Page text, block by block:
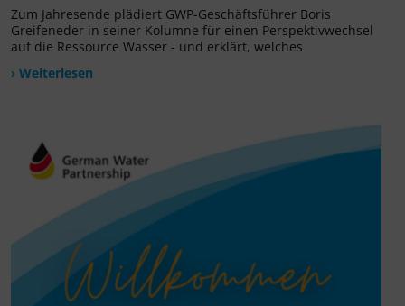
Zum Jahresende plädiert GWP-Geschäftsführer Boris
Greifeneder in seiner Kolumne für einen Perspektivwechsel
auf die Ressource Wasser - und erklärt, welches
› Weiterlesen